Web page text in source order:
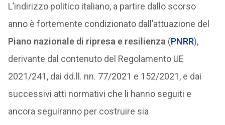
L’indirizzo politico italiano, a partire dallo scorso
anno è fortemente condizionato dall’attuazione del
Piano nazionale di ripresa e resilienza (PNRR),
derivante dal contenuto del Regolamento UE
2021/241, dai dd.ll. nn. 77/2021 e 152/2021, e dai
successivi atti normativi che li hanno seguiti e
ancora seguiranno per costruire sia